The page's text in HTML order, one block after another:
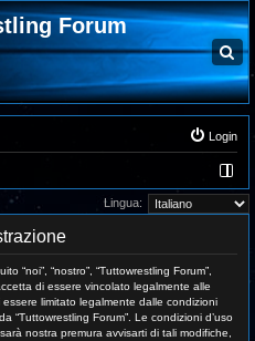
Forum
C
e
r
c
a
Login
Lingua:
“noi”, “nostro”, “Tuttowrestling Forum”,
di essere vincolato legalmente alle
limitato legalmente dalle condizioni
“Tuttowrestling Forum”. Le condizioni d’uso
nostra premura avvisarti di tali modifiche,